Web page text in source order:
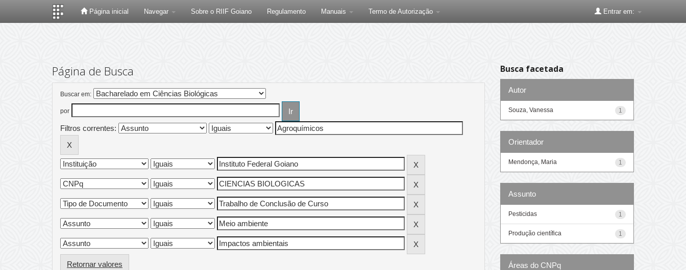
Página inicial Navegar Sobre o RIIF Goiano Regulamento Manuais Termo de Autorização Entrar em:
Página de Busca
Buscar em:
por
Filtros correntes:
Retornar valores
Busca facetada
Autor
1
Souza, Vanessa
Orientador
1
Mendonça, Maria
Assunto
1
Pesticidas
1
Produção científica
Áreas do CNPq